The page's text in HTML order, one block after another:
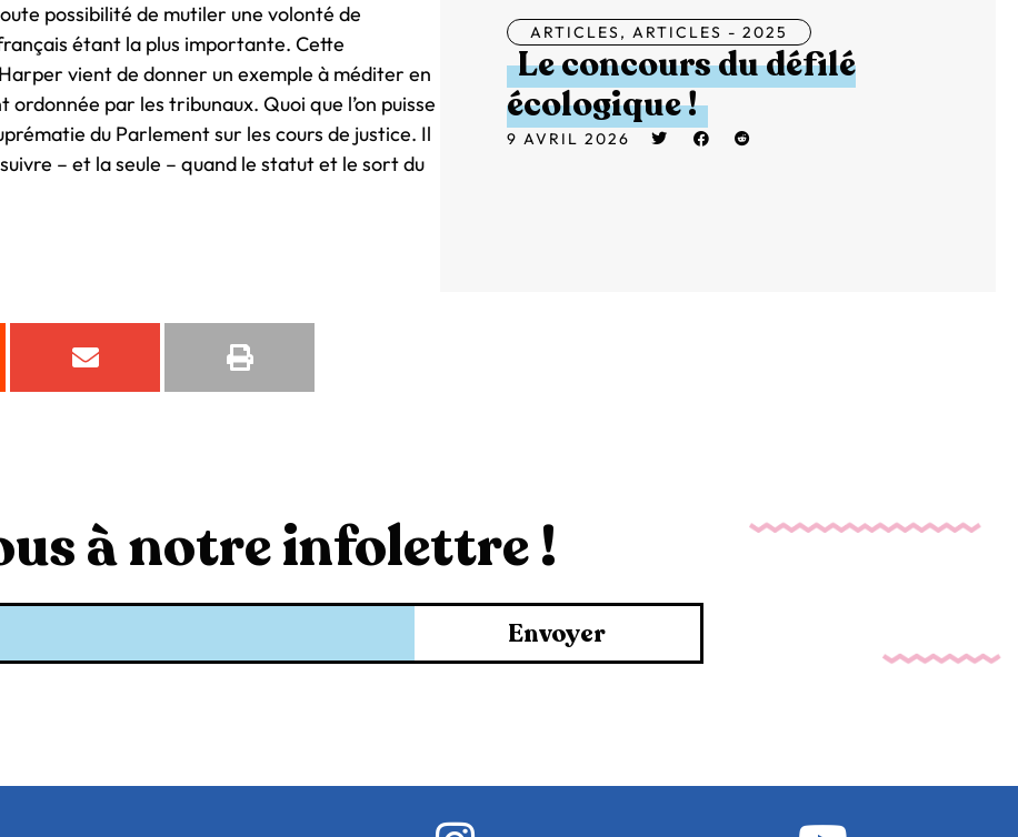
possibilité de mutiler une volonté de
étant la plus importante. Cette
vient de donner un exemple à méditer en
par les tribunaux. Quoi que l’on puisse
du Parlement sur les cours de justice. Il
– et la seule – quand le statut et le sort du
ARTICLES, ARTICLES - 2025
Le concours du défilé
écologique !
9 AVRIL 2026
à notre infolettre !
Envoyer